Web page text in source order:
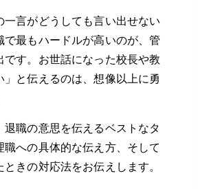
一言がどうしても言い出せない
最もハードルが高いのが、管
です。お世話になった校長や教
」と伝えるのは、想像以上に勇
退職の意思を伝えるベストなタ
職への具体的な伝え方、そして
きの対応法をお伝えします。